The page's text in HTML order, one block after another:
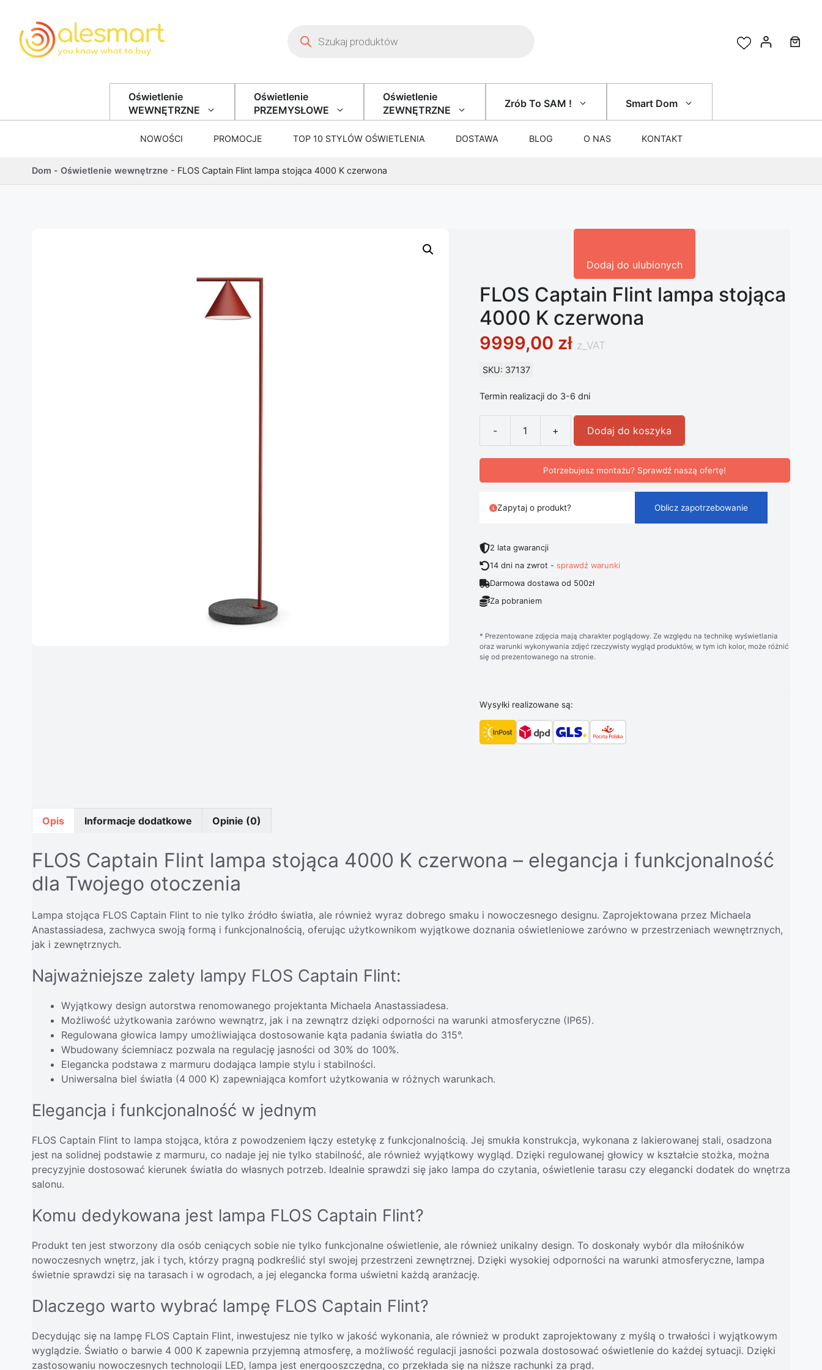
Oświetlenie
WEWNĘTRZNE
Oświetlenie
PRZEMYSŁOWE
Oświetlenie
ZEWNĘTRZNE
Zrób To SAM ! Smart Dom
NOWOŚCI PROMOCJE TOP 10 STYLÓW OŚWIETLENIA DOSTAWA BLOG O NAS KONTAKT
Dom - Oświetlenie wewnętrzne - FLOS Captain Flint lampa stojąca 4000 K czerwona
Dodaj do ulubionych
FLOS Captain Flint lampa stojąca
4000 K czerwona
9999,00 zł z_VAT
SKU: 37137
Termin realizacji do 3-6 dni
-
ilość FLOS Captain Flint lampa stojąca 4000 K czerwona
+ Dodaj do koszyka
Potrzebujesz montażu? Sprawdź naszą ofertę!
Zapytaj o produkt? Oblicz zapotrzebowanie
2 lata gwarancji
14 dni na zwrot -sprawdź warunki
Darmowa dostawa od 500zł
Za pobraniem
* Prezentowane zdjęcia mają charakter poglądowy. Ze względu na technikę wyświetlania
oraz warunki wykonywania zdjęć rzeczywisty wygląd produktów, w tym ich kolor, może różnić
się od prezentowanego na stronie.
Wysyłki realizowane są:
Opis Informacje dodatkowe Opinie (0)
FLOS Captain Flint lampa stojąca 4000 K czerwona – elegancja i funkcjonalność
dla Twojego otoczenia
Lampa stojąca FLOS Captain Flint to nie tylko źródło światła, ale również wyraz dobrego smaku i nowoczesnego designu. Zaprojektowana przez Michaela
Anastassiadesa, zachwyca swoją formą i funkcjonalnością, oferując użytkownikom wyjątkowe doznania oświetleniowe zarówno w przestrzeniach wewnętrznych,
jak i zewnętrznych.
Najważniejsze zalety lampy FLOS Captain Flint:
Wyjątkowy design autorstwa renomowanego projektanta Michaela Anastassiadesa.
Możliwość użytkowania zarówno wewnątrz, jak i na zewnątrz dzięki odporności na warunki atmosferyczne (IP65).
Regulowana głowica lampy umożliwiająca dostosowanie kąta padania światła do 315°.
Wbudowany ściemniacz pozwala na regulację jasności od 30% do 100%.
Elegancka podstawa z marmuru dodająca lampie stylu i stabilności.
Uniwersalna biel światła (4 000 K) zapewniająca komfort użytkowania w różnych warunkach.
Elegancja i funkcjonalność w jednym
FLOS Captain Flint to lampa stojąca, która z powodzeniem łączy estetykę z funkcjonalnością. Jej smukła konstrukcja, wykonana z lakierowanej stali, osadzona
jest na solidnej podstawie z marmuru, co nadaje jej nie tylko stabilność, ale również wyjątkowy wygląd. Dzięki regulowanej głowicy w kształcie stożka, można
precyzyjnie dostosować kierunek światła do własnych potrzeb. Idealnie sprawdzi się jako lampa do czytania, oświetlenie tarasu czy elegancki dodatek do wnętrza
salonu.
Komu dedykowana jest lampa FLOS Captain Flint?
Produkt ten jest stworzony dla osób ceniących sobie nie tylko funkcjonalne oświetlenie, ale również unikalny design. To doskonały wybór dla miłośników
nowoczesnych wnętrz, jak i tych, którzy pragną podkreślić styl swojej przestrzeni zewnętrznej. Dzięki wysokiej odporności na warunki atmosferyczne, lampa
świetnie sprawdzi się na tarasach i w ogrodach, a jej elegancka forma uświetni każdą aranżację.
Dlaczego warto wybrać lampę FLOS Captain Flint?
Decydując się na lampę FLOS Captain Flint, inwestujesz nie tylko w jakość wykonania, ale również w produkt zaprojektowany z myślą o trwałości i wyjątkowym
wyglądzie. Światło o barwie 4 000 K zapewnia przyjemną atmosferę, a możliwość regulacji jasności pozwala dostosować oświetlenie do każdej sytuacji. Dzięki
zastosowaniu nowoczesnych technologii LED, lampa jest energooszczędna, co przekłada się na niższe rachunki za prąd.